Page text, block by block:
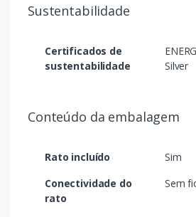
Sustentabilidade
Certificados de
sustentabilidade
Silver
Conteúdo da embalagem
Rato incluído
Sim
Conectividade do
rato
Sem